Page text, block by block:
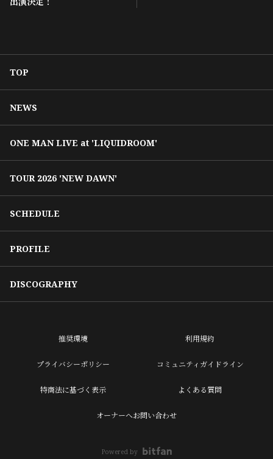
TOP
NEWS
ONE MAN LIVE at 'LIQUIDROOM'
TOUR 2026 'NEW DAWN'
SCHEDULE
PROFILE
DISCOGRAPHY
推奨環境 利用規約
プライバシーポリシー コミュニティガイドライン
特商法に基づく表示 よくある質問
オーナーへお問い合わせ
Powered by